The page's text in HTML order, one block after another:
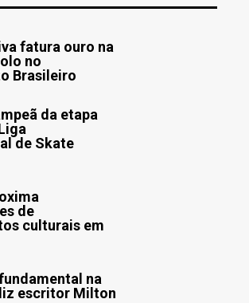
fatura ouro na
no
Brasileiro
da etapa
de Skate
de
culturais em
na
escritor Milton